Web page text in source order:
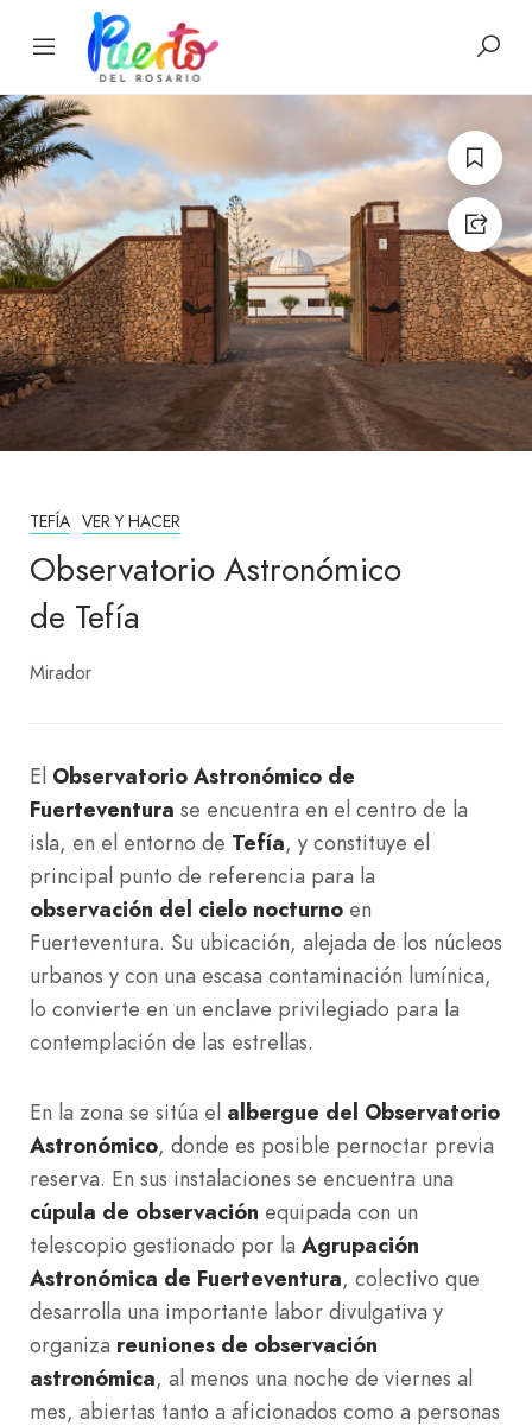
TEFÍA VER Y HACER
Observatorio Astronómico
de Tefía
Mirador
El Observatorio Astronómico de
Fuerteventura se encuentra en el centro de la
isla, en el entorno de Tefía, y constituye el
principal punto de referencia para la
observación del cielo nocturno en
Fuerteventura. Su ubicación, alejada de los núcleos
urbanos y con una escasa contaminación lumínica,
lo convierte en un enclave privilegiado para la
contemplación de las estrellas.
En la zona se sitúa el albergue del Observatorio
Astronómico, donde es posible pernoctar previa
reserva. En sus instalaciones se encuentra una
cúpula de observación equipada con un
telescopio gestionado por la Agrupación
Astronómica de Fuerteventura, colectivo que
desarrolla una importante labor divulgativa y
organiza reuniones de observación
astronómica, al menos una noche de viernes al
mes, abiertas tanto a aficionados como a personas